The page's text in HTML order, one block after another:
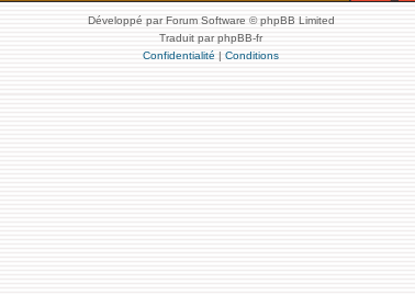
Développé par Forum Software © phpBB Limited
Traduit par phpBB-fr
Confidentialité | Conditions